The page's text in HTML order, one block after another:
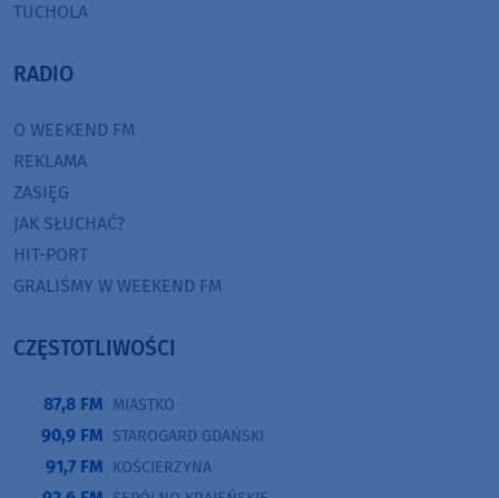
TUCHOLA
RADIO
O WEEKEND FM
REKLAMA
ZASIĘG
JAK SŁUCHAĆ?
HIT-PORT
GRALIŚMY W WEEKEND FM
CZĘSTOTLIWOŚCI
87,8 FM MIASTKO
90,9 FM STAROGARD GDAŃSKI
91,7 FM KOŚCIERZYNA